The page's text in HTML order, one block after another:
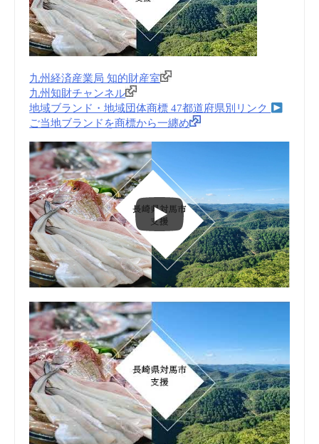
九州経済産業局 知的財産室
九州知財チャンネル
地域ブランド・地域団体商標 47都道府県別リンク
ご当地ブランドを商標から一纏め